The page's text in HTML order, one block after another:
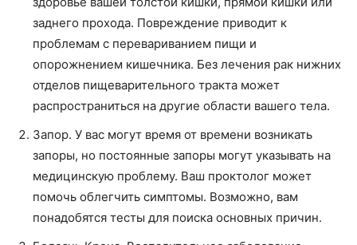
заднего прохода. Повреждение приводит к
проблемам с перевариванием пищи и
опорожнением кишечника. Без лечения рак нижних
отделов пищеварительного тракта может
распространиться на другие области вашего тела.
Запор. У вас могут время от времени возникать
запоры, но постоянные запоры могут указывать на
медицинскую проблему. Ваш проктолог может
помочь облегчить симптомы. Возможно, вам
понадобятся тесты для поиска основных причин.